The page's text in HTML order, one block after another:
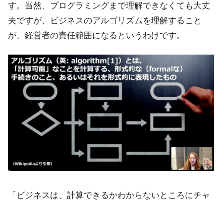
す。当然、プログラミングまで理解できなくても大丈
夫ですが、ビジネスのアルゴリズムを理解すること
が、経営者の責任範囲になるというわけです。
「ビジネスは、計算できるかわからないところにチャ